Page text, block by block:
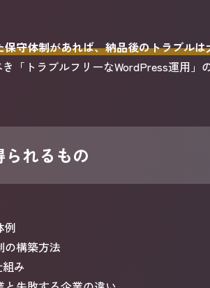
守体制があれば、納品後のトラブル
「トラブルフリーなWordPress運用」
れるもの
例
の構築方法
み